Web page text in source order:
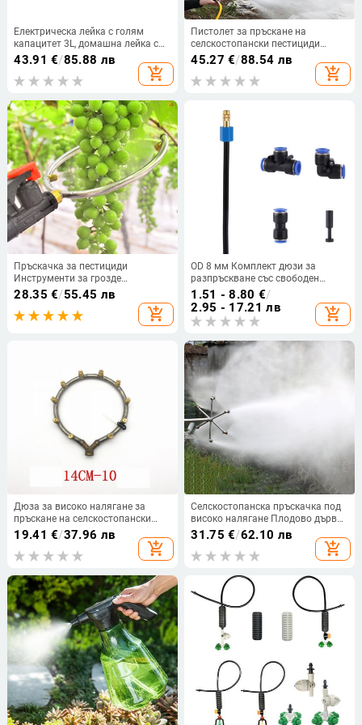
Електрическа лейка с голям
капацитет 3L, домашна лейка с
под налягане, поливане на
сукуленти, градински
инструменти, лейка, пръскачка
43.91 €/85.88 лв
add_shopping_cart
Пистолет за пръскане на
селскостопански пестициди
Пистолет за пръскане на
пестициди за овощни дървета
Пистолет за пръскане на фина
45.27 €/88.54 лв
add_shopping_cart
Пръскачка за пестициди
Инструменти за грозде
Селскостопански инструменти за
насърчаване на плодове Киви
Набъбване Повишаване на
добива Дюза за ултра фина
28.35 €/55.45 лв
add_shopping_cart
OD 8 мм Комплект дюзи за
разпръскване със свободен
завой Gareden Парникова
напоителна система Fogger
Аквариум Влечуги Пулверизатор
за влажност
1.51 - 8.80 €/
2.95 - 17.21 лв
add_shopping_cart
Дюза за високо налягане за
пръскане на селскостопански
пестициди, кръгъл пулверизиращ
пръстен за пръскане,
регулируема дюза, дюза за
строителната площадка и дюза
за предотвратяване на прах
19.41 €/37.96 лв
add_shopping_cart
Селскостопанска пръскачка под
високо налягане Плодово дърво
мъгла Пестицид Спинклер
Градинско напояване
Разпръскваща дюза
пръскане
31.75 €/62.10 лв
add_shopping_cart